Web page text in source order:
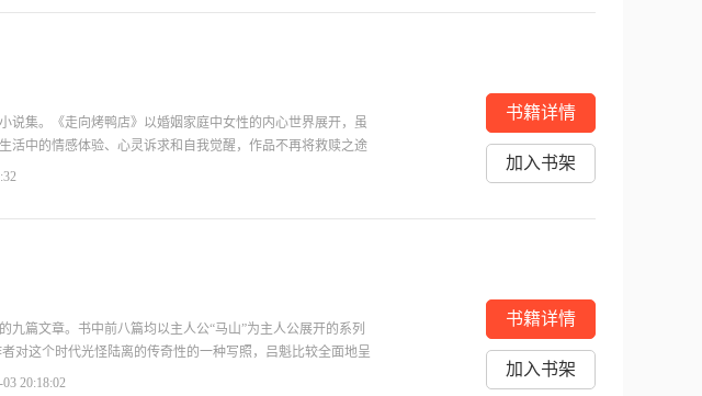
的爱情婚姻故事为主线，描写了以贾宝玉和金陵十二钗为中心
说集。《走向烤鸭店》以婚姻家庭中女性的内心世界展开，虽
活中的情感体验、心灵诉求和自我觉醒，作品不再将救赎之途
性、女性与生活、女性与社会关系的一种生活哲学的开启。
书籍详情
加入书架
九篇文章。书中前八篇均以主人公“马山”为主人公展开的系列
对这个时代光怪陆离的传奇性的一种写照，吕魁比较全面地呈
、岌岌可危的当下境遇。吕魁不乏思索年少的理想终成泡影的
03 20:18:02
书籍详情
加入书架